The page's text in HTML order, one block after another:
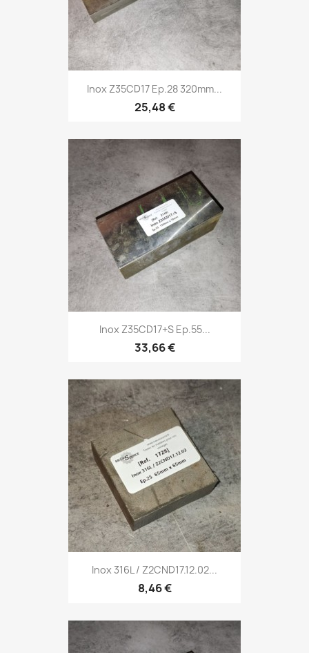
Inox Z35CD17 Ep.28 320mm...
25,48 €
Inox Z35CD17+S Ep.55...
33,66 €
Inox 316L / Z2CND17.12.02...
8,46 €